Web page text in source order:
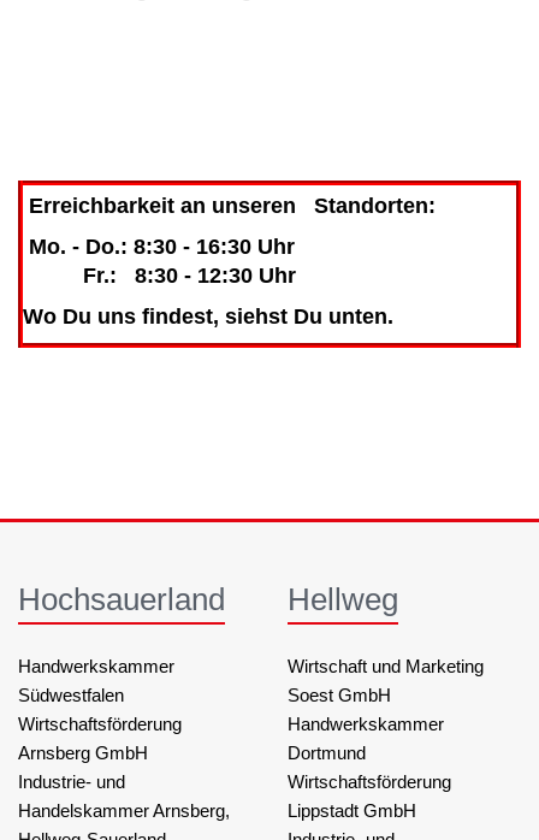
Erreichbarkeit an unseren Standorten:
Mo. - Do.: 8:30 - 16:30 Uhr
Fr.: 8:30 - 12:30 Uhr
Wo Du uns findest, siehst Du unten.
Hochsauerland
Handwerkskammer
Südwestfalen
Wirtschaftsförderung
Arnsberg GmbH
Industrie- und
Handelskammer Arnsberg,
Hellweg
Wirtschaft und Marketing
Soest GmbH
Handwerkskammer
Dortmund
Wirtschaftsförderung
Lippstadt GmbH